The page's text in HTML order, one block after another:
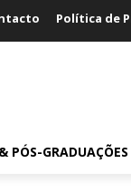
Política de
PÓS-GRADUAÇÕES